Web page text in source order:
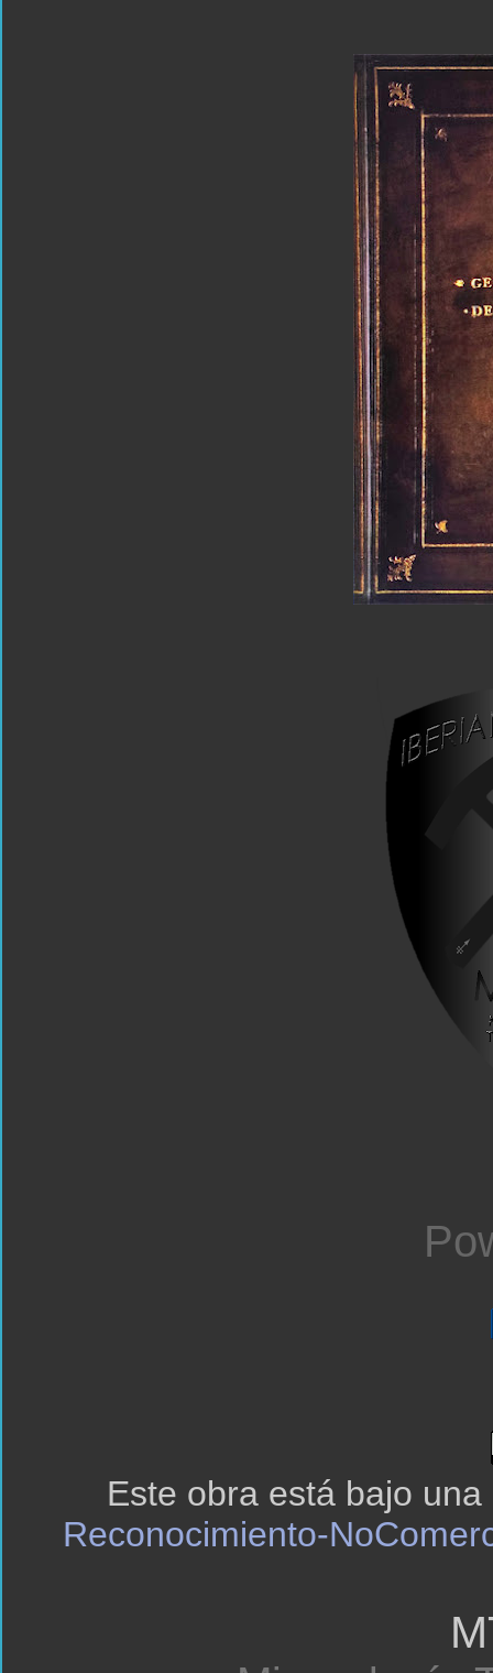
Este obra está bajo una
Reconocimiento-